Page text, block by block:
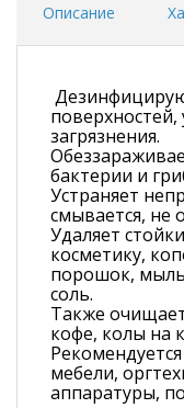
Описание
поверхностей,
загрязнения.
бактерии и
Устраняет
смывается, не
Удаляет
косметику,
порошок,
соль.
Также
кофе, колы на
мебели,
аппаратуры,